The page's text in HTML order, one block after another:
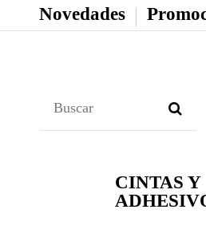
Novedades
CINTAS Y